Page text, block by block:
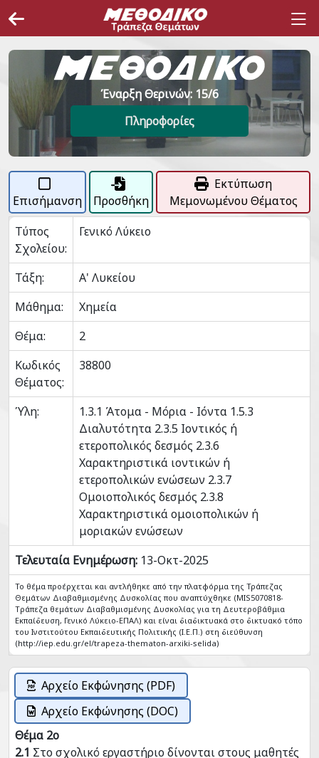
Έναρξη Θερινών: 15/6
Πληροφορίες
Επισήμανση Προσθήκη
Εκτύπωση
Μεμονωμένου Θέματος
Τύπος
Σχολείου:
Γενικό Λύκειο
Τάξη:
Α' Λυκείου
Μάθημα:
Χημεία
Θέμα:
2
Κωδικός
Θέματος:
38800
Ύλη:
1.3.1 Άτομα - Μόρια - Ιόντα 1.5.3
Διαλυτότητα 2.3.5 Ιοντικός ή
ετεροπολικός δεσμός 2.3.6
Χαρακτηριστικά ιοντικών ή
ετεροπολικών ενώσεων 2.3.7
Ομοιοπολικός δεσμός 2.3.8
Χαρακτηριστικά ομοιοπολικών ή
μοριακών ενώσεων
Τελευταία Ενημέρωση: 13-Οκτ-2025
Το θέμα προέρχεται και αντλήθηκε από την πλατφόρμα της Τράπεζας
Θεμάτων Διαβαθμισμένης Δυσκολίας που αναπτύχθηκε (MIS5070818-
Tράπεζα θεμάτων Διαβαθμισμένης Δυσκολίας για τη Δευτεροβάθμια
Εκπαίδευση, Γενικό Λύκειο-ΕΠΑΛ) και είναι διαδικτυακά στο δικτυακό τόπο
του Ινστιτούτου Εκπαιδευτικής Πολιτικής (Ι.Ε.Π.) στη διεύθυνση
(http://iep.edu.gr/el/trapeza-thematon-arxiki-selida)
Αρχείο Εκφώνησης (PDF)
Αρχείο Εκφώνησης (DOC)
Θέμα 2ο
2.1 Στο σχολικό εργαστήριο δίνονται στους μαθητές